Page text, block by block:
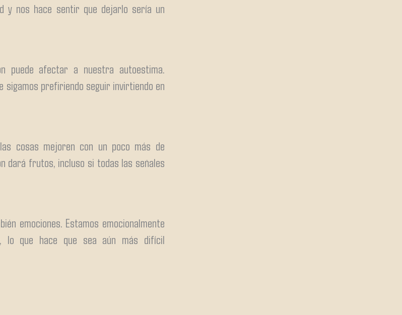
y nos hace sentir que dejarlo sería un
puede afectar a nuestra autoestima.
sigamos prefiriendo seguir invirtiendo en
cosas mejoren con un poco más de
dará frutos, incluso si todas las señales
emociones. Estamos emocionalmente
lo que hace que sea aún más difícil